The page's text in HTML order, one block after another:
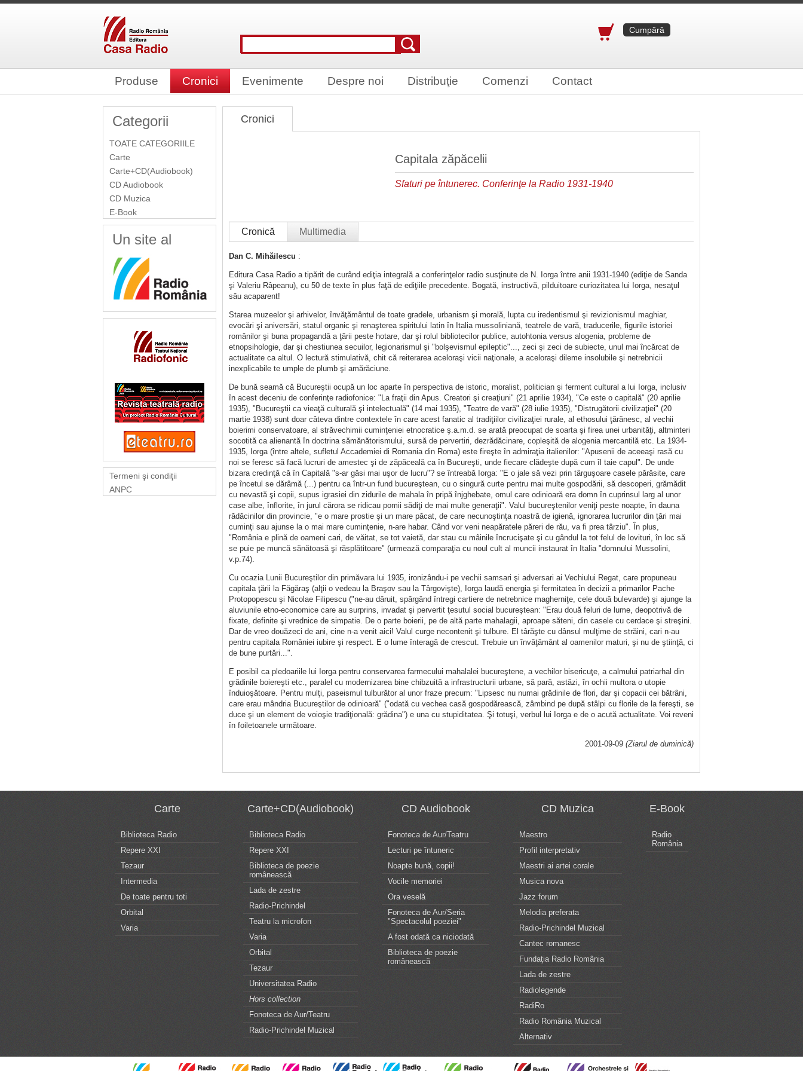
Cumpără
Produse Cronici Evenimente Despre noi Distribuţie Comenzi Contact
Categorii
TOATE CATEGORIILE
Carte
Carte+CD(Audiobook)
CD Audiobook
CD Muzica
E-Book
Un site al
Termeni şi condiţii
ANPC
Cronici
Capitala zăpăcelii
Sfaturi pe întunerec. Conferinţe la Radio 1931-1940
Cronică Multimedia
Dan C. Mihăilescu :
Editura Casa Radio a tipărit de curând ediţia integrală a conferinţelor radio susţinute de N. Iorga între anii 1931-1940 (ediţie de Sanda
şi Valeriu Râpeanu), cu 50 de texte în plus faţă de ediţiile precedente. Bogată, instructivă, pilduitoare curiozitatea lui Iorga, nesaţul
său acaparent!
Starea muzeelor şi arhivelor, învăţământul de toate gradele, urbanism şi morală, lupta cu iredentismul şi revizionismul maghiar,
evocări şi aniversări, statul organic şi renaşterea spiritului latin în Italia mussoliniană, teatrele de vară, traducerile, figurile istoriei
românilor şi buna propagandă a ţării peste hotare, dar şi rolul bibliotecilor publice, autohtonia versus alogenia, probleme de
etnopsihologie, dar şi chestiunea secuilor, legionarismul şi "bolşevismul epileptic"..., zeci şi zeci de subiecte, unul mai încărcat de
actualitate ca altul. O lectură stimulativă, chit că reiterarea aceloraşi vicii naţionale, a aceloraşi dileme insolubile şi netrebnicii
inexplicabile te umple de plumb şi amărăciune.
De bună seamă că Bucureştii ocupă un loc aparte în perspectiva de istoric, moralist, politician şi ferment cultural a lui Iorga, inclusiv
în acest deceniu de conferinţe radiofonice: "La fraţii din Apus. Creatori şi creaţiuni" (21 aprilie 1934), "Ce este o capitală" (20 aprilie
1935), "Bucureştii ca vieaţă culturală şi intelectuală" (14 mai 1935), "Teatre de vară" (28 iulie 1935), "Distrugătorii civilizaţiei" (20
martie 1938) sunt doar câteva dintre contextele în care acest fanatic al tradiţiilor civilizaţiei rurale, al ethosului ţărănesc, al vechii
boierimi conservatoare, al străvechimii cuminţeniei etnocratice ş.a.m.d. se arată preocupat de soarta şi firea unei urbanităţi, altminteri
socotită ca alienantă în doctrina sămănătorismului, sursă de pervertiri, dezrădăcinare, copleşită de alogenia mercantilă etc. La 1934-
1935, Iorga (între altele, sufletul Accademiei di Romania din Roma) este fireşte în admiraţia italienilor: "Apusenii de aceeaşi rasă cu
noi se feresc să facă lucruri de amestec şi de zăpăceală ca în Bucureşti, unde fiecare clădeşte după cum îl taie capul". De unde
bizara credinţă că în Capitală "s-ar găsi mai uşor de lucru"? se întreabă Iorga: "E o jale să vezi prin târguşoare casele părăsite, care
pe încetul se dărâmă (...) pentru ca într-un fund bucureştean, cu o singură curte pentru mai multe gospodării, să descoperi, grămădit
cu nevastă şi copii, supus igrasiei din zidurile de mahala în pripă înjghebate, omul care odinioară era domn în cuprinsul larg al unor
case albe, înflorite, în jurul cărora se ridicau pomii sădiţi de mai multe generaţii". Valul bucureştenilor veniţi peste noapte, în dauna
rădăcinilor din provincie, "e o mare prostie şi un mare păcat, de care necunoştinţa noastră de igienă, ignorarea lucrurilor din ţări mai
cuminţi sau ajunse la o mai mare cuminţenie, n-are habar. Când vor veni neapăratele păreri de rău, va fi prea târziu". În plus,
"România e plină de oameni cari, de văitat, se tot vaietă, dar stau cu mâinile încrucişate şi cu gândul la tot felul de lovituri, în loc să
se puie pe muncă sănătoasă şi răsplătitoare" (urmează comparaţia cu noul cult al muncii instaurat în Italia "domnului Mussolini,
v.p.74).
Cu ocazia Lunii Bucureştilor din primăvara lui 1935, ironizându-i pe vechii samsari şi adversari ai Vechiului Regat, care propuneau
capitala ţării la Făgăraş (alţii o vedeau la Braşov sau la Târgovişte), Iorga laudă energia şi fermitatea în decizii a primarilor Pache
Protopopescu şi Nicolae Filipescu ("ne-au dăruit, spărgând întregi cartiere de netrebnice magherniţe, cele două bulevarde) şi ajunge la
aluviunile etno-economice care au surprins, invadat şi pervertit ţesutul social bucureştean: "Erau două feluri de lume, deopotrivă de
fixate, definite şi vrednice de simpatie. De o parte boierii, pe de altă parte mahalagii, aproape săteni, din casele cu cerdace şi streşini.
Dar de vreo douăzeci de ani, cine n-a venit aici! Valul curge necontenit şi tulbure. El târăşte cu dânsul mulţime de străini, cari n-au
pentru capitala României iubire şi respect. E o lume înteragă de crescut. Trebuie un învăţământ al oamenilor maturi, şi nu de ştiinţă, ci
de bune purtări...".
E posibil ca pledoariile lui Iorga pentru conservarea farmecului mahalalei bucureştene, a vechilor bisericuţe, a calmului patriarhal din
grădinile boiereşti etc., paralel cu modernizarea bine chibzuită a infrastructurii urbane, să pară, astăzi, în ochii multora o utopie
înduioşătoare. Pentru mulţi, paseismul tulburător al unor fraze precum: "Lipsesc nu numai grădinile de flori, dar şi copacii cei bătrâni,
care erau mândria Bucureştilor de odinioară" ("odată cu vechea casă gospodărească, zâmbind pe după stâlpi cu florile de la fereşti, se
duce şi un element de voioşie tradiţională: grădina") e una cu stupiditatea. Şi totuşi, verbul lui Iorga e de o acută actualitate. Voi reveni
în foiletoanele următoare.
2001-09-09 (Ziarul de duminică)
Carte
Biblioteca Radio
Repere XXI
Tezaur
Intermedia
De toate pentru toti
Orbital
Varia
Carte+CD(Audiobook)
Biblioteca Radio
Repere XXI
Biblioteca de poezie
românească
Lada de zestre
Radio-Prichindel
Teatru la microfon
Varia
Orbital
Tezaur
Universitatea Radio
Hors collection
Fonoteca de Aur/Teatru
Radio-Prichindel Muzical
CD Audiobook
Fonoteca de Aur/Teatru
Lecturi pe întuneric
Noapte bună, copii!
Vocile memoriei
Ora veselă
Fonoteca de Aur/Seria
"Spectacolul poeziei"
A fost odată ca niciodată
Biblioteca de poezie
românească
CD Muzica
Maestro
Profil interpretativ
Maestri ai artei corale
Musica nova
Jazz forum
Melodia preferata
Radio-Prichindel Muzical
Cantec romanesc
Fundaţia Radio România
Lada de zestre
Radiolegende
RadiRo
Radio România Muzical
Alternativ
E-Book
Radio
România